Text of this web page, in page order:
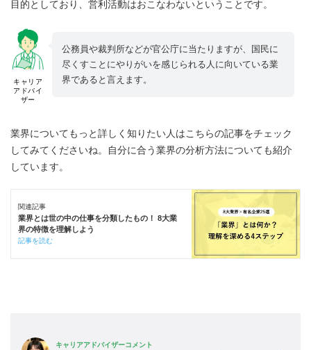
目的としており、営利活動はおこなわないということです。
キャリア
アドバイ
ザー
公務員や裁判所などが官公庁に当たりますが、国民に
尽くすことにやりがいを感じられる人に向いている業
界であると言えます。
業界についてもっと詳しく知りたい人はこちらの記事をチェック
してみてくださいね。自分に合う業界の分析方法についても紹介
しています。
関連記事
業界とは世の中の仕事を分類したもの！ 8大業
界の特徴を理解しよう
記事を読む
キャリアアドバイザーコメント